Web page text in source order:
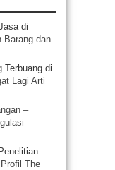
di
Barang dan
Terbuang di
Lagi Arti
–
Profil The